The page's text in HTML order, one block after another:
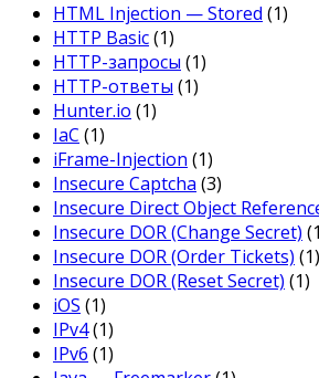
HTML Injection — Stored (1)
HTTP Basic(1)
HTTP-запросы (1)
HTTP-ответы (1)
Hunter.io (1)
IaC (1)
iFrame-Injection (1)
Insecure Captcha (3)
Insecure Direct Object
Insecure DOR (Change Secret)
Insecure DOR (Order Tickets) (1)
Insecure DOR (Reset Secret) (1)
iOS (1)
IPv4(1)
IPv6 (1)